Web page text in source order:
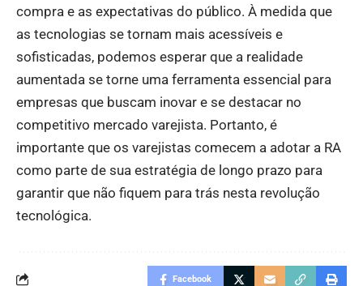
compra e as expectativas do público. À medida que
as tecnologias se tornam mais acessíveis e
sofisticadas, podemos esperar que a realidade
aumentada se torne uma ferramenta essencial para
empresas que buscam inovar e se destacar no
competitivo mercado varejista. Portanto, é
importante que os varejistas comecem a adotar a RA
como parte de sua estratégia de longo prazo para
garantir que não fiquem para trás nesta revolução
tecnológica.
Facebook